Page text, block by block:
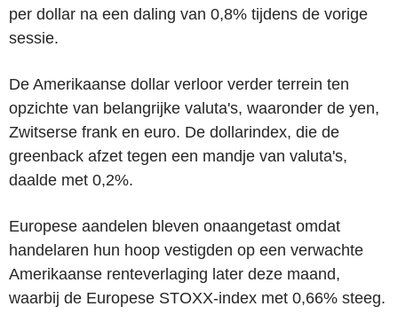
per dollar na een daling van 0,8% tijdens de vorige
sessie.
De Amerikaanse dollar verloor verder terrein ten
opzichte van belangrijke valuta's, waaronder de yen,
Zwitserse frank en euro. De dollarindex, die de
greenback afzet tegen een mandje van valuta's,
daalde met 0,2%.
Europese aandelen bleven onaangetast omdat
handelaren hun hoop vestigden op een verwachte
Amerikaanse renteverlaging later deze maand,
waarbij de Europese STOXX-index met 0,66% steeg.